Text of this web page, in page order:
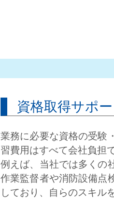
コーポレートサイト
資格取得サポ
業務に必要な資格の受験
習費用はすべて会社負担で
例えば、当社では多くの
作業監督者や消防設備点
しており、自らのスキル